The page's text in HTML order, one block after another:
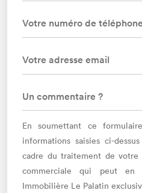
En soumettant ce
informations saisies ci-
cadre du traitement de
commerciale qui peut en
Immobilière Le Palatin